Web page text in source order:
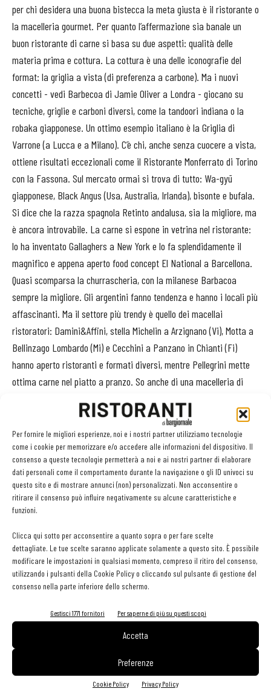
Per fornire le migliori esperienze, noi e i nostri partner utilizziamo tecnologie
come i cookie per memorizzare e/o accedere alle informazioni del dispositivo. Il
consenso a queste tecnologie permetterà a noi e ai nostri partner di elaborare
dati personali come il comportamento durante la navigazione o gli ID univoci su
questo sito e di mostrare annunci (non) personalizzati. Non acconsentire o
ritirare il consenso può influire negativamente su alcune caratteristiche e
funzioni.
Clicca qui sotto per acconsentire a quanto sopra o per fare scelte
dettagliate. Le tue scelte saranno applicate solamente a questo sito. È possibile
modificare le impostazioni in qualsiasi momento, compreso il ritiro del consenso,
utilizzando i pulsanti della Cookie Policy o cliccando sul pulsante di gestione del
consenso nella parte inferiore dello schermo.
Gestisci 1771 fornitori Per saperne di più su questi scopi
Accetta
Preferenze
Cookie Policy Privacy Policy
per chi desidera una buona bistecca la meta giusta è il ristorante o
la macelleria gourmet. Per quanto l’affermazione sia banale un
buon ristorante di carne si basa su due aspetti: qualità delle
materia prima e cottura. La cottura è una delle iconografie del
format: la griglia a vista (di preferenza a carbone). Ma i nuovi
concetti - vedi Barbecoa di Jamie Oliver a Londra - giocano su
tecniche, griglie e carboni diversi, come la tandoori indiana o la
robaka giapponese. Un ottimo esempio italiano è la Griglia di
Varrone (a Lucca e a Milano). C’è chi, anche senza cuocere a vista,
ottiene risultati eccezionali come il Ristorante Monferrato di Torino
con la Fassona. Sul mercato ormai si trova di tutto: Wa-gyū
giapponese, Black Angus (Usa, Australia, Irlanda), bisonte e bufala.
Si dice che la razza spagnola Retinto andalusa, sia la migliore, ma
è ancora introvabile. La carne si espone in vetrina nel ristorante:
lo ha inventato Gallaghers a New York e lo fa splendidamente il
magnifico e appena aperto food concept El National a Barcellona.
Quasi scomparsa la churrascheria, con la milanese Barbacoa
sempre la migliore. Gli argentini fanno tendenza e hanno i locali più
affascinanti. Ma il settore più trendy è quello dei macellai
ristoratori: Damini&Affini, stella Michelin a Arzignano (Vi), Motta a
Bellinzago Lombardo (Mi) e Cecchini a Panzano in Chianti (Fi)
hanno aperto ristoranti e formati diversi, mentre Pellegrini mette
ottima carne nel piatto a pranzo. So anche di una macelleria di
una barbecue-land all’australiana: griglie e carbone gratis per tutti.
Twitter
LEGGI ANCHE
Le nuove forme del caffè
La cultura del caffè insegnata passo passo